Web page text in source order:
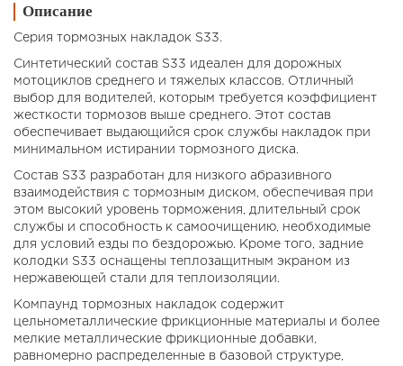
Описание
Серия тормозных накладок S33.
Синтетический состав S33 идеален для дорожных
мотоциклов среднего и тяжелых классов. Отличный
выбор для водителей, которым требуется коэффициент
жесткости тормозов выше среднего. Этот состав
обеспечивает выдающийся срок службы накладок при
минимальном истирании тормозного диска.
Состав S33 разработан для низкого абразивного
взаимодействия с тормозным диском, обеспечивая при
этом высокий уровень торможения, длительный срок
службы и способность к самоочищению, необходимые
для условий езды по бездорожью. Кроме того, задние
колодки S33 оснащены теплозащитным экраном из
нержавеющей стали для теплоизоляции.
Компаунд тормозных накладок содержит
цельнометаллические фрикционные материалы и более
мелкие металлические фрикционные добавки,
равномерно распределенные в базовой структуре,